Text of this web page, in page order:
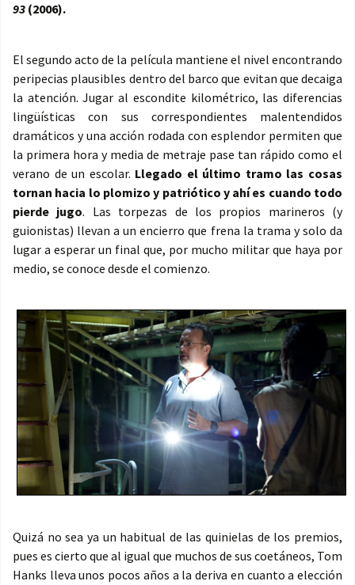
93 (2006).
El segundo acto de la película mantiene el nivel encontrando
peripecias plausibles dentro del barco que evitan que decaiga
la atención. Jugar al escondite kilométrico, las diferencias
lingüísticas con sus correspondientes malentendidos
dramáticos y una acción rodada con esplendor permiten que
la primera hora y media de metraje pase tan rápido como el
verano de un escolar. Llegado el último tramo las cosas
tornan hacia lo plomizo y patriótico y ahí es cuando todo
pierde jugo. Las torpezas de los propios marineros (y
guionistas) llevan a un encierro que frena la trama y solo da
lugar a esperar un final que, por mucho militar que haya por
medio, se conoce desde el comienzo.
Quizá no sea ya un habitual de las quinielas de los premios,
pues es cierto que al igual que muchos de sus coetáneos, Tom
Hanks lleva unos pocos años a la deriva en cuanto a elección